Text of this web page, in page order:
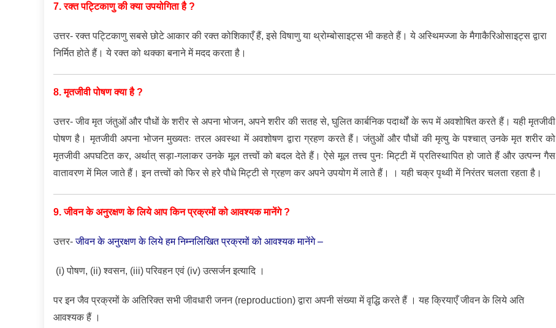
7. रक्त पट्टिकाणु की क्या उपयोगिता है ?
उत्तर- रक्त पट्टिकाणु सबसे छोटे आकार की रक्त कोशिकाएँ हैं, इसे विषाणु या थ्रोम्बोसाइट्स भी कहते हैं। ये अस्थिमज्जा के मैगाकैरिओसाइट्स द्वारा
निर्मित होते हैं। ये रक्त को थक्का बनाने में मदद करता है।
8. मृतजीवी पोषण क्या है ?
उत्तर- जीव मृत जंतुओं और पौधों के शरीर से अपना भोजन, अपने शरीर की सतह से, घुलित कार्बनिक पदार्थों के रूप में अवशोषित करते हैं। यही मृतजीवी
पोषण है। मृतजीवी अपना भोजन मुख्यतः तरल अवस्था में अवशोषण द्वारा ग्रहण करते हैं। जंतुओं और पौधों की मृत्यु के पश्चात् उनके मृत शरीर को
मृतजीवी अपघटित कर, अर्थात् सड़ा-गलाकर उनके मूल तत्त्वों को बदल देते हैं। ऐसे मूल तत्त्व पुनः मिट्टी में प्रतिस्थापित हो जाते हैं और उत्पन्न गैस
वातावरण में मिल जाते हैं। इन तत्त्वों को फिर से हरे पौधे मिट्टी से ग्रहण कर अपने उपयोग में लाते हैं। । यही चक्र पृथ्वी में निरंतर चलता रहता है।
9. जीवन के अनुरक्षण के लिये आप किन प्रक्रमों को आवश्यक मानेंगे ?
उत्तर-जीवन के अनुरक्षण के लिये हम निम्नलिखित प्रक्रमों को आवश्यक मानेंगे –
(i) पोषण, (ii) श्वसन, (iii) परिवहन एवं (iv) उत्सर्जन इत्यादि ।
पर इन जैव प्रक्रमों के अतिरिक्त सभी जीवधारी जनन (reproduction) द्वारा अपनी संख्या में वृद्धि करते हैं । यह क्रियाएँ जीवन के लिये अति
आवश्यक हैं ।